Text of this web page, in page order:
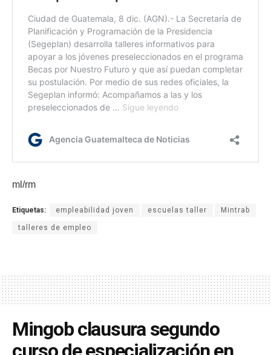
ml/rm
Etiquetas: empleabilidad joven escuelas taller Mintrab
talleres de empleo
Mingob clausura segundo